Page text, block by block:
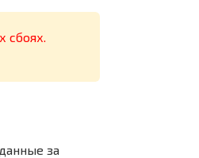
сбоях.
за